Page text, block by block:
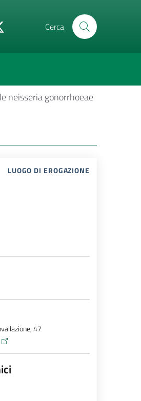
Cerca
neisseria gonorrhoeae
LUOGO DI EROGAZIONE
47